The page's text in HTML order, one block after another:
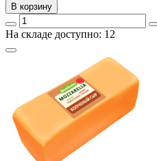
В корзину
На складе доступно: 12